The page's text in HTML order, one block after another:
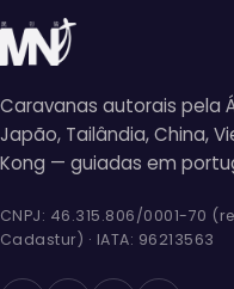
Caravanas autorais pela
Japão, Tailândia, China,
Kong — guiadas em
CNPJ: 46.315.806/0001-70
Cadastur) · IATA: 96213563